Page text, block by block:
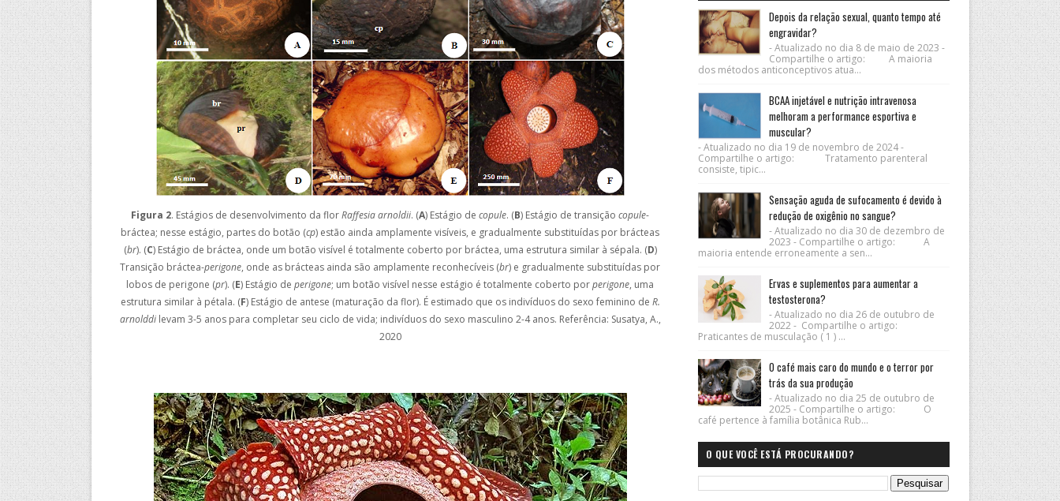
Figura 2. Estágios de desenvolvimento da florRaffesia arnoldii. (A) Estágio decopule. (B) Estágio de transiçãocopule-
bráctea; nesse estágio, partes do botão (cp) estão ainda amplamente visíveis, e gradualmente substituídas por brácteas
(br). (C) Estágio de bráctea, onde um botão visível é totalmente coberto por bráctea, uma estrutura similar à sépala. (D)
Transição bráctea-perigone, onde as brácteas ainda são amplamente reconhecíveis (br) e gradualmente substituídas por
lobos de perigone (pr). (E) Estágio deperigone; um botão visível nesse estágio é totalmente coberto porperigone, uma
estrutura similar à pétala. (F) Estágio de antese (maturação da flor). É estimado que os indivíduos do sexo feminino de R.
arnolddilevam 3-5 anos para completar seu ciclo de vida; indivíduos do sexo masculino 2-4 anos. Referência: Susatya, A.,
2020
Depois da relação sexual, quanto tempo até
engravidar?
- Atualizado no dia 8 de maio de 2023 -
Compartilhe o artigo: A maioria
dos métodos anticonceptivos atua...
BCAA injetável e nutrição intravenosa
melhoram a performance esportiva e
muscular?
- Atualizado no dia 19 de novembro de 2024 -
Compartilhe o artigo: Tratamento parenteral
consiste, tipic...
Sensação aguda de sufocamento é devido à
redução de oxigênio no sangue?
- Atualizado no dia 30 de dezembro de
2023 - Compartilhe o artigo: A
maioria entende erroneamente a sen...
Ervas e suplementos para aumentar a
testosterona?
- Atualizado no dia 26 de outubro de
2022 - Compartilhe o artigo:
Praticantes de musculação ( 1 ) ...
O café mais caro do mundo e o terror por
trás da sua produção
- Atualizado no dia 25 de outubro de
2025 - Compartilhe o artigo: O
café pertence à família botânica Rub...
O QUE VOCÊ ESTÁ PROCURANDO?